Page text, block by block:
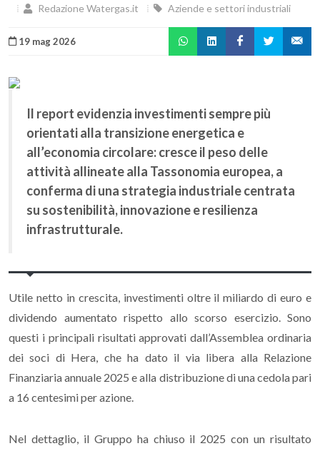
Redazione Watergas.it Aziende e settori industriali
19 mag 2026
Il report evidenzia investimenti sempre più
orientati alla transizione energetica e
all’economia circolare: cresce il peso delle
attività allineate alla Tassonomia europea, a
conferma di una strategia industriale centrata
su sostenibilità, innovazione e resilienza
infrastrutturale.
Utile netto in crescita, investimenti oltre il miliardo di euro e
dividendo aumentato rispetto allo scorso esercizio. Sono
questi i principali risultati approvati dall’Assemblea ordinaria
dei soci di Hera, che ha dato il via libera alla Relazione
Finanziaria annuale 2025 e alla distribuzione di una cedola pari
a 16 centesimi per azione.
Nel dettaglio, il Gruppo ha chiuso il 2025 con un risultato